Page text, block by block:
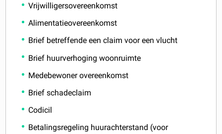
Vrijwilligersovereenkomst
Alimentatieovereenkomst
Brief betreffende een claim voor een vlucht
Brief huurverhoging woonruimte
Medebewoner overeenkomst
Brief schadeclaim
Codicil
Betalingsregeling huurachterstand (voor